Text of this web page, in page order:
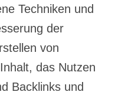
Techniken und
der
von
das Nutzen
Backlinks und